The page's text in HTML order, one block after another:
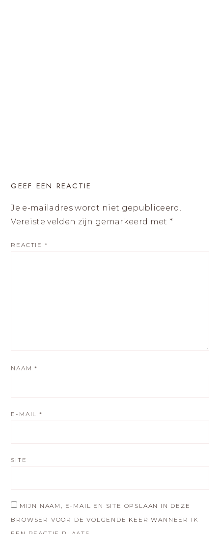
GEEF EEN REACTIE
Je e-mailadres wordt niet gepubliceerd.
Vereiste velden zijn gemarkeerd met *
REACTIE *
NAAM*
E-MAIL*
SITE
MIJN NAAM, E-MAIL EN SITE OPSLAAN IN DEZE
BROWSER VOOR DE VOLGENDE KEER WANNEER IK